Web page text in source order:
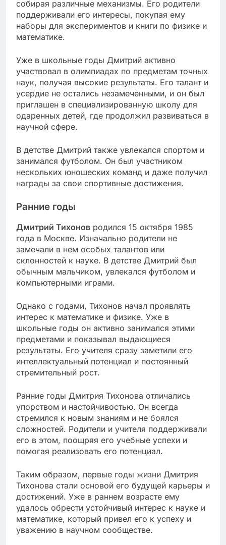
собирая различные механизмы. Его родители
поддерживали его интересы, покупая ему
наборы для экспериментов и книги по физике и
математике.
Уже в школьные годы Дмитрий активно
участвовал в олимпиадах по предметам точных
наук, получая высокие результаты. Его талант и
усердие не остались незамеченными, и он был
приглашен в специализированную школу для
одаренных детей, где продолжил развиваться в
научной сфере.
В детстве Дмитрий также увлекался спортом и
занимался футболом. Он был участником
нескольких юношеских команд и даже получил
награды за свои спортивные достижения.
Ранние годы
Дмитрий Тихонов родился 15 октября 1985
года в Москве. Изначально родители не
замечали в нем особых талантов или
склонностей к науке. В детстве Дмитрий был
обычным мальчиком, увлекался футболом и
компьютерными играми.
Однако с годами, Тихонов начал проявлять
интерес к математике и физике. Уже в
школьные годы он активно занимался этими
предметами и показывал выдающиеся
результаты. Его учителя сразу заметили его
интеллектуальный потенциал и постоянный
стремительный рост.
Ранние годы Дмитрия Тихонова отличались
упорством и настойчивостью. Он всегда
стремился к новым знаниям и не боялся
сложностей. Родители и учителя поддерживали
его в этом, поощряя его учебные успехи и
помогая реализовать его потенциал.
Таким образом, первые годы жизни Дмитрия
Тихонова стали основой его будущей карьеры и
достижений. Уже в раннем возрасте ему
удалось обрести устойчивый интерес к науке и
математике, который привел его к успеху и
уважению в научном сообществе.